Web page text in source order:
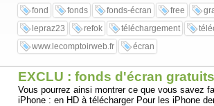
fond fonds fonds-écran free
lepraz23
refok téléchargement
www.lecomptoirweb.fr
écran
EXCLU : fonds d'écran
Vous pourrez ainsi montrer ce que vous savez
iPhone : en HD à télécharger Pour les iPhone